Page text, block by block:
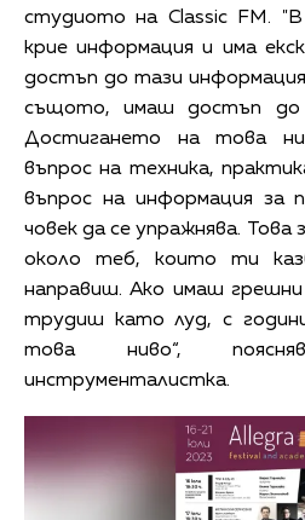
студиото на Classic FM.
крие информация и има
достъп до тази информация
същото, имаш достъп до
Достигането на това
въпрос на техника,
въпрос на информация за
човек да се упражнява.
около теб, които ти
направиш. Ако имаш
трудиш като луд, с
това ниво“,
инструменталистка.